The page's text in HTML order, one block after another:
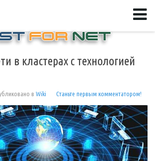
в кластерах с технологией
в Wiki Станьте первым комментатором!